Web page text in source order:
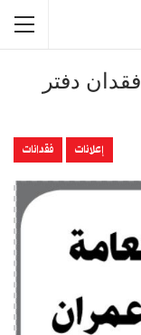
دفتر
إعلانات فقدانات